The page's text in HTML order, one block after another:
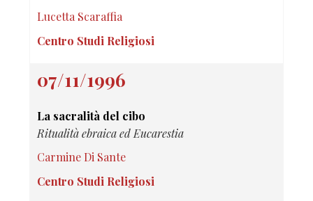
Lucetta Scaraffia
Centro Studi Religiosi
07/11/1996
La sacralità del cibo
Ritualità ebraica ed Eucarestia
Carmine Di Sante
Centro Studi Religiosi